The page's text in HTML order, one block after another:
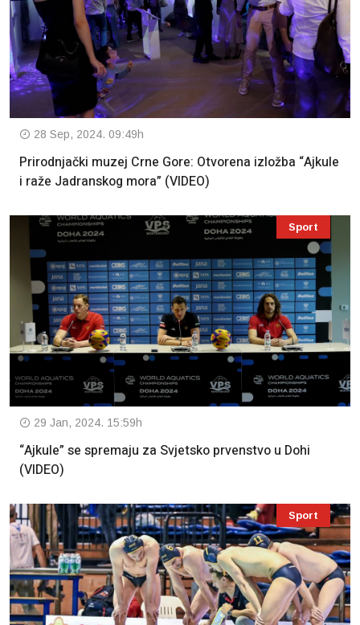
28 Sep, 2024. 09:49h
Prirodnjački muzej Crne Gore: Otvorena izložba “Ajkule
i raže Jadranskog mora” (VIDEO)
Sport
29 Jan, 2024. 15:59h
“Ajkule” se spremaju za Svjetsko prvenstvo u Dohi
(VIDEO)
Sport